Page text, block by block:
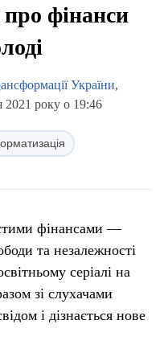
про фінанси
України,
2021 року о 19:46
фінансами —
та незалежності
серіалі на
зі слухачами
і дізнається нове